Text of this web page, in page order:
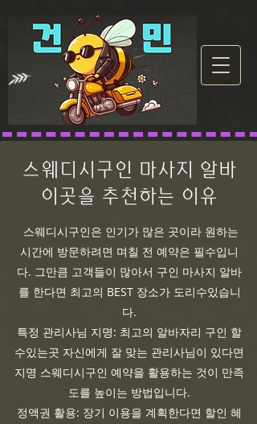
스웨디시구인 마사지 알바
이곳을 추천하는 이유
스웨디시구인은 인기가 많은 곳이라 원하는
시간에 방문하려면 며칠 전 예약은 필수입니
다. 그만큼 고객들이 많아서 구인 마사지 알바
를 한다면 최고의 BEST 장소가 도리수있습니
다.
특정 관리사님 지명: 최고의 알바자리 구인 할
수있는곳 자신에게 잘 맞는 관리사님이 있다면
지명 스웨디시구인 예약을 활용하는 것이 만족
도를 높이는 방법입니다.
정액권 활용: 장기 이용을 계획한다면 할인 혜